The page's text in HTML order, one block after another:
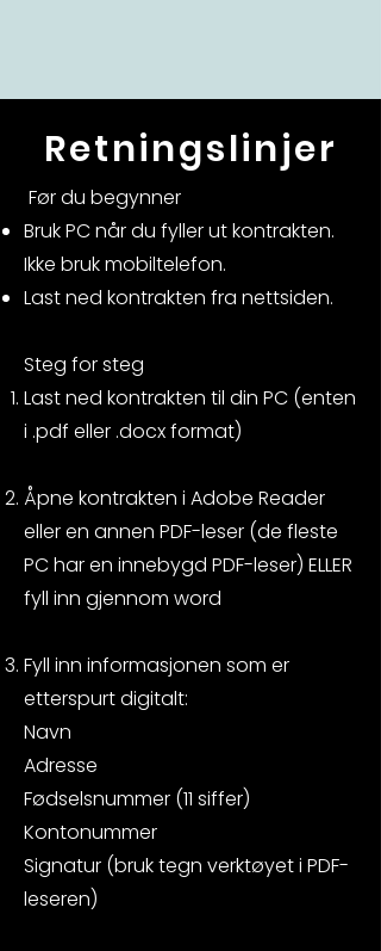
Retningslinjer
Før du begynner
Bruk PC når du fyller ut kontrakten.
Ikke bruk mobiltelefon.
Last ned kontrakten fra nettsiden.
Steg for steg
Last ned kontrakten til din PC (enten
i .pdf eller .docx format)
Åpne kontrakten i Adobe Reader
eller en annen PDF-leser (de fleste
PC har en innebygd PDF-leser) ELLER
fyll inn gjennom word
Fyll inn informasjonen som er
etterspurt digitalt:
Navn
Adresse
Fødselsnummer (11 siffer)
Kontonummer
Signatur (bruk tegn verktøyet i PDF-
leseren)